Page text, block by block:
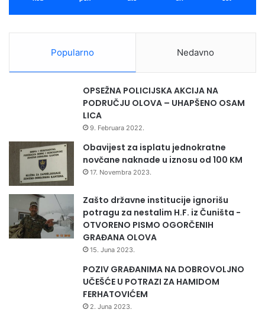
Popularno Nedavno
OPSEŽNA POLICIJSKA AKCIJA NA
PODRUČJU OLOVA – UHAPŠENO OSAM
LICA
9. Februara 2022.
Obavijest za isplatu jednokratne
novčane naknade u iznosu od 100 KM
17. Novembra 2023.
Zašto državne institucije ignorišu
potragu za nestalim H.F. iz Čuništa -
OTVORENO PISMO OGORČENIH
GRAĐANA OLOVA
15. Juna 2023.
POZIV GRAĐANIMA NA DOBROVOLJNO
UČEŠĆE U POTRAZI ZA HAMIDOM
FERHATOVIĆEM
2. Juna 2023.